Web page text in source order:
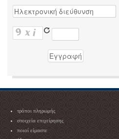
τρόποι πληρωμής
στοιχεία επιχείρησης
ποιοί είμαστε